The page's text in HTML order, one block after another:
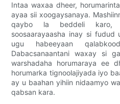
Intaa waxaa dheer,
ayaa sii xoogaysanaya.
qaybo la beddeli karo,
soosaarayaasha inay si fudud
ugu habeeyaan
Dabacsanaantani waxay si
warshadaha horumaraya ee
horumarka tignoolajiyada iyo
ay u baahan yihiin nidaamyo
qabsan kara.